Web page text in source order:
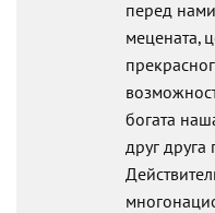
перед
мецената,
богата
друг друга